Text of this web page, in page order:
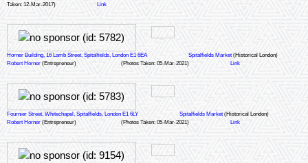
Taken: 12-Mar-2017)
Link
Horner Building, 16 Lamb Street, Spitalfields, London E1 6EA Spitalfields Market (Historical London)
Robert Horner (Entrepreneur) (Photos Taken: 05-Mar-2021) Link
Fournier Street, Whitechapel, Spitalfields, London E1 6LY Spitalfields Market (Historical London)
Robert Horner (Entrepreneur) (Photos Taken: 05-Mar-2021) Link